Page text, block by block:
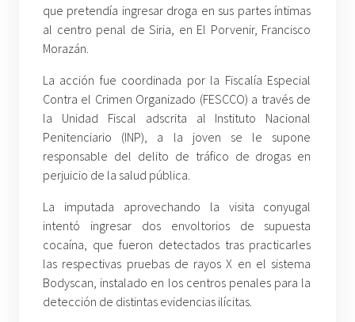
que pretendía ingresar droga en sus partes íntimas
al centro penal de Siria, en El Porvenir, Francisco
Morazán.
La acción fue coordinada por la Fiscalía Especial
Contra el Crimen Organizado (FESCCO) a través de
la Unidad Fiscal adscrita al Instituto Nacional
Penitenciario (INP), a la joven se le supone
responsable del delito de tráfico de drogas en
perjuicio de la salud pública.
La imputada aprovechando la visita conyugal
intentó ingresar dos envoltorios de supuesta
cocaína, que fueron detectados tras practicarles
las respectivas pruebas de rayos X en el sistema
Bodyscan, instalado en los centros penales para la
detección de distintas evidencias ilícitas.